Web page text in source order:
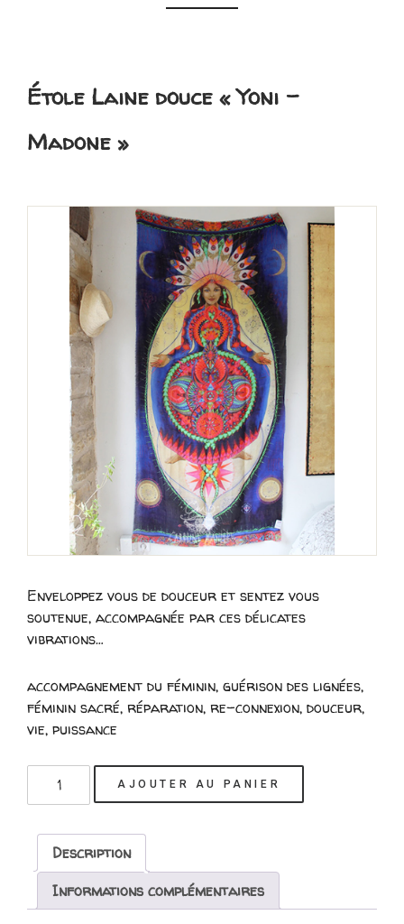
Étole Laine douce « Yoni –
Madone »
Enveloppez vous de douceur et sentez vous
soutenue, accompagnée par ces délicates
vibrations…
accompagnement du féminin, guérison des lignées,
féminin sacré, réparation, re-connexion, douceur,
vie, puissance
quantité
Laine
douce
"Yoni
-
AJOUTER AU PANIER
Description
Informations complémentaires